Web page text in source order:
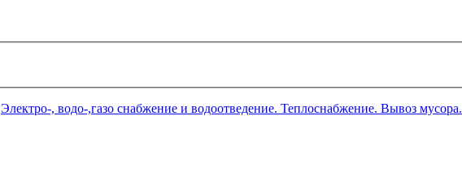
Электро-, водо-,газо снабжение и водоотведение. Теплоснабжение. Вывоз мусора.